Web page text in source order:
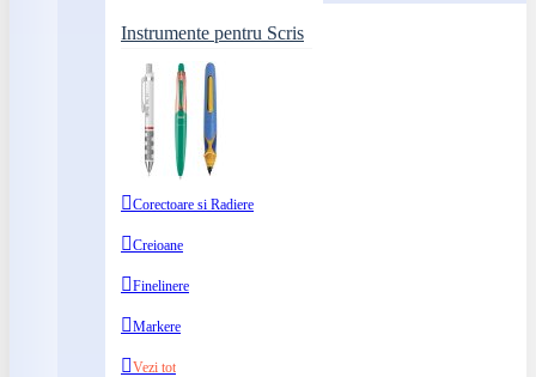
Instrumente pentru Scris
Corectoare si Radiere
Creioane
Finelinere
Markere
Vezi tot